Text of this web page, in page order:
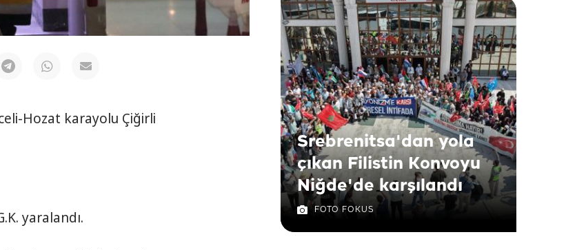
Hozat karayolu Çiğirli
yaralandı.
Srebrenitsa'dan yola
çıkan Filistin Konvoyu
Niğde'de karşılandı
FOTO FOKUS